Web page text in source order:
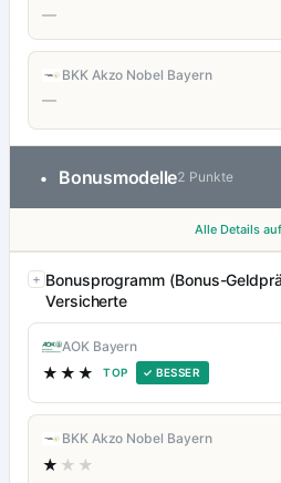
—
BKK Akzo Nobel Bayern
—
• Bonusmodelle2 Punkte
Alle Details
Bonusprogramm (Bonus-
Versicherte
AOK Bayern
★★★ TOP ✓ BESSER
BKK Akzo Nobel Bayern
★ ★★